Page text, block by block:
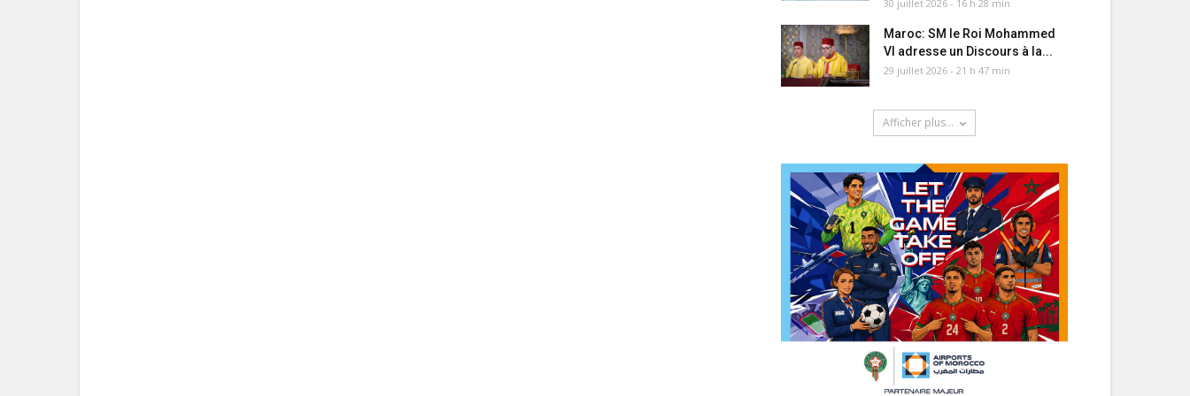
30 juillet 2026 - 16 h 28 min
Maroc: SM le Roi Mohammed
VI adresse un Discours à la...
29 juillet 2026 - 21 h 47 min
Afficher plus...